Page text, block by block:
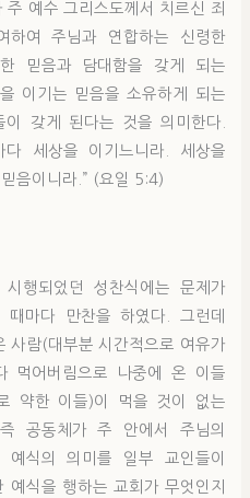
예수 그리스도께서 치르신 죄
하여 주님과 연합하는 신령한
믿음과 담대함을 갖게 되는
이기는 믿음을 소유하게 되는
갖게 된다는 것을 의미한다.
다 세상을 이기느니라. 세상을
음이니라.” (요일 5:4)
행되었던 성찬식에는 문제가
마다 만찬을 하였다. 그런데
사람(대부분 시간적으로 여유가
먹어버림으로 나중에 온 이들
약한 이들)이 먹을 것이 없는
공동체가 주 안에서 주님의
식의 의미를 일부 교인들이
예식을 행하는 교회가 무엇인지